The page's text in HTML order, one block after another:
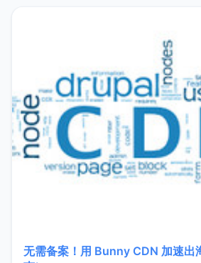
无需备案！用 Bunny CDN 加速出